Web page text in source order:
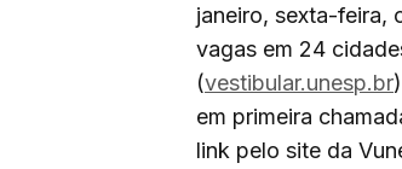
janeiro, sexta-feira,
vagas em 24
(vestibular.unesp.br
em primeira
link pelo site da